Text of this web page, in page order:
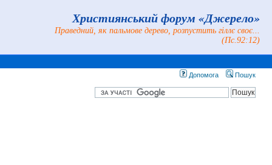
Християнський форум «Джерело»
Праведний, як пальмове дерево, розпустить гіллє своє...
(Пс.92:12)
Допомога Пошук